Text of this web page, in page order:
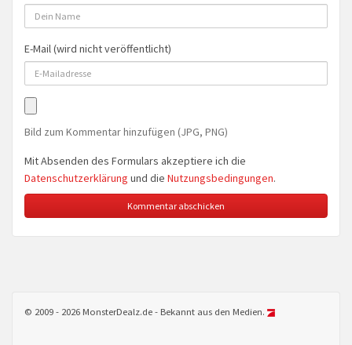
E-Mail (wird nicht veröffentlicht)
Bild zum Kommentar hinzufügen (JPG, PNG)
Mit Absenden des Formulars akzeptiere ich die
Datenschutzerklärung und die Nutzungsbedingungen.
© 2009 - 2026 MonsterDealz.de - Bekannt aus den Medien.